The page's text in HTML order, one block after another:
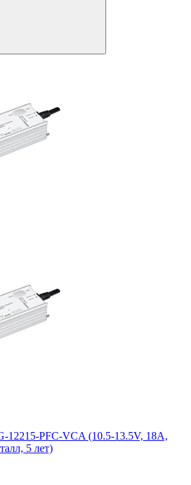
12215-PFC-VCA (10.5-13.5V, 18A,
5 лет)